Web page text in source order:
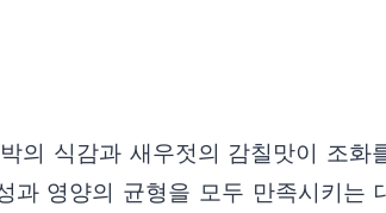
의 식감과 새우젓의 감칠맛이 조
과 영양의 균형을 모두 만족시키